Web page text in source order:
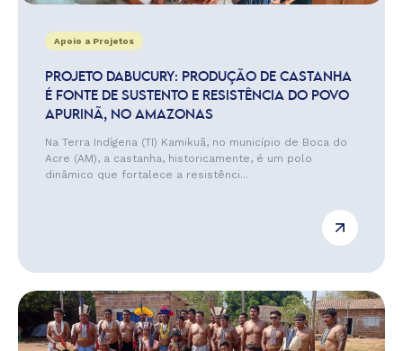
Apoio a Projetos
PROJETO DABUCURY: PRODUÇÃO DE CASTANHA
É FONTE DE SUSTENTO E RESISTÊNCIA DO POVO
APURINÃ, NO AMAZONAS
Na Terra Indígena (TI) Kamikuã, no município de Boca do
Acre (AM), a castanha, historicamente, é um polo
dinâmico que fortalece a resistênci...